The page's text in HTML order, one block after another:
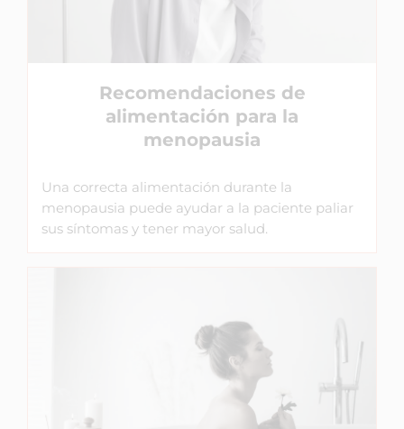
Recomendaciones de
alimentación para la
menopausia
Una correcta alimentación durante la
menopausia puede ayudar a la paciente paliar
sus síntomas y tener mayor salud.